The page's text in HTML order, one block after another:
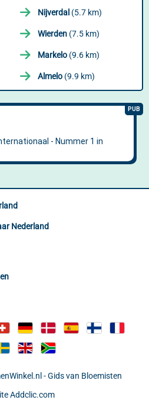
Nijverdal (5.7 km)
Wierden (7.5 km)
Markelo (9.6 km)
Almelo (9.9 km)
Nederland
- Gids van Bloemisten
Addclic.com